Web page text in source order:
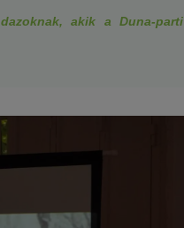
akik a Duna-parti